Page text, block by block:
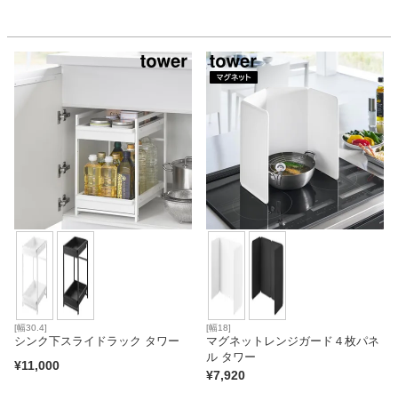
[幅30.4]
シンク下スライドラック タワー
¥11,000
[幅18]
マグネットレンジガード４枚パネ
ル タワー
¥7,920